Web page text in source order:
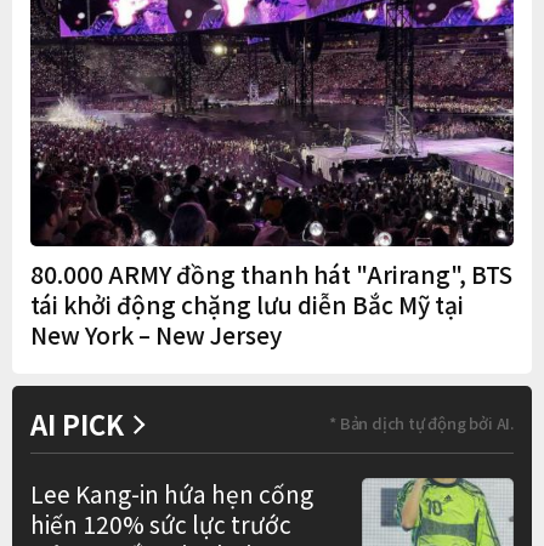
80.000 ARMY đồng thanh hát "Arirang", BTS
tái khởi động chặng lưu diễn Bắc Mỹ tại
New York – New Jersey
AI PICK * Bản dịch tự động bởi AI.
Lee Kang-in hứa hẹn cống
hiến 120% sức lực trước